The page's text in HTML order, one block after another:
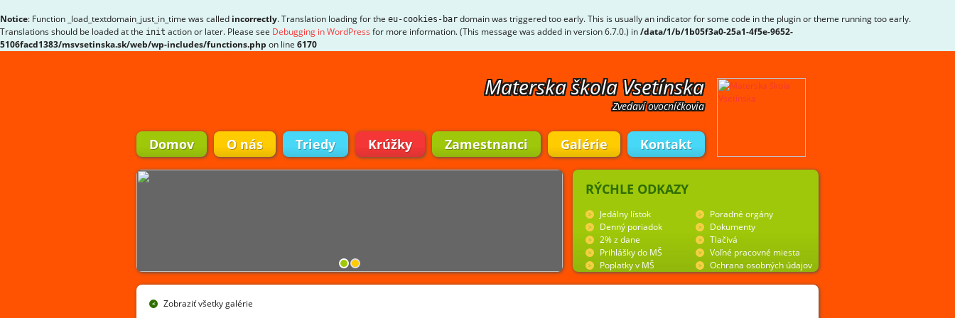
Notice: Function _load_textdomain_just_in_time was called incorrectly. Translation loading for the eu-cookies-bar domain was triggered too early. This is usually an indicator for some code in the plugin or theme running too early.
Translations should be loaded at the init action or later. Please see Debugging in WordPress for more information. (This message was added in version 6.7.0.) in/data/1/b/1b05f3a0-25a1-4f5e-9652-
5106facd1383/msvsetinska.sk/web/wp-includes/functions.php on line 6170
Materska škola Vsetínska
Zvedaví ovocníčkovia
Domov O nás Triedy Krúžky Zamestnanci Galérie Kontakt
RÝCHLE ODKAZY
Jedálny lístok
Poradné orgány
Denný poriadok
Dokumenty
2% z dane
Tlačivá
Prihlášky do MŠ
Voľné pracovné miesta
Poplatky v MŠ
Ochrana osobných údajov
Zobraziť všetky galérie